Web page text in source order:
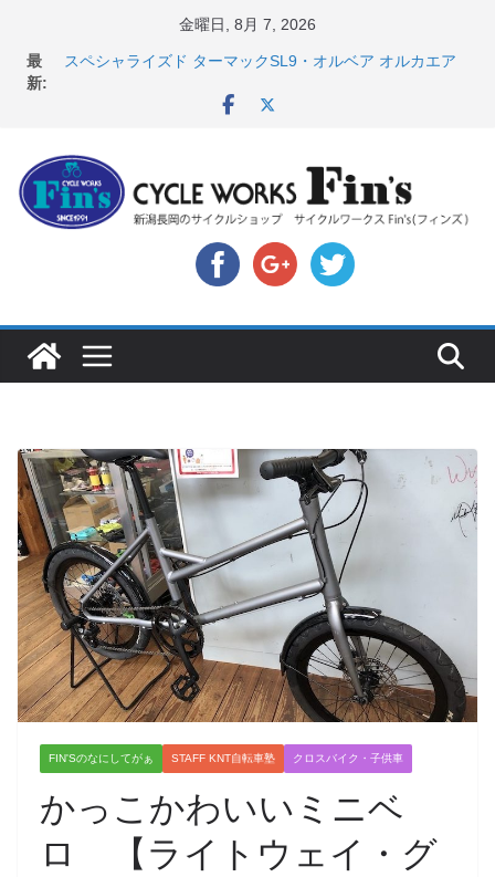
金曜日, 8月 7, 2026
最
新:
店頭のセールバイク在庫 ロードバイク、MTB、クロス
スペシャライズド ターマックSL9・オルベア オルカエア
8月1・2日 YOELEO試乗会とオフ会開催！！ ＆
LAZER 最高峰ヘルメットが３０〜４０％OFF セール
店頭のセールバイク在庫 ロードバイク、MTB、クロス
バイクなど（２０２６・７・１７ 現在）
【 重要 】お支払いについて ＆ クロスバイクのカスタ
ムと、入荷してきました人気商品ピックアップ！
FIN'Sのなにしてがぁ STAFF KNT自転車塾 クロスバイク・子供車
かっこかわいいミニベ
ロ 【ライトウェイ・グ